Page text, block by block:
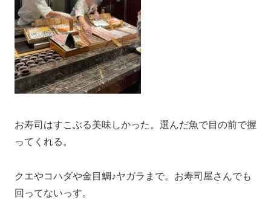
お寿司はすこぶる美味しかった。選んだ魚で目の前で握
ってくれる。
クエやコハダや金目鯛♪ヤガラまで。お寿司屋さんでも
回ってないっす。